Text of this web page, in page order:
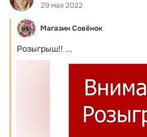
29 мая 2022
Магазин Совёнок
Розыгрыш!! ...